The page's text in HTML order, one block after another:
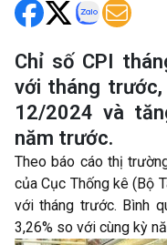
Chỉ số CPI
với tháng trước,
12/2024 và
năm trước.
Theo báo cáo thị
của Cục Thống kê (Bộ
với tháng trước. Bình
3,26% so với cùng kỳ